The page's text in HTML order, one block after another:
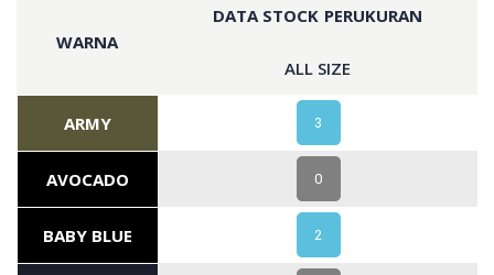
WARNA
DATA STOCK PERUKURAN
ALL SIZE
ARMY 3
AVOCADO 0
BABY BLUE 2